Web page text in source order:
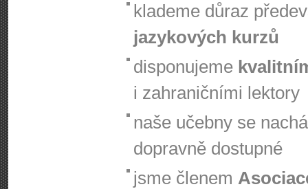
klademe důraz
jazykových kurzů
disponujeme
i zahraničními lektory
naše učebny se
dopravně dostupné
jsme členem